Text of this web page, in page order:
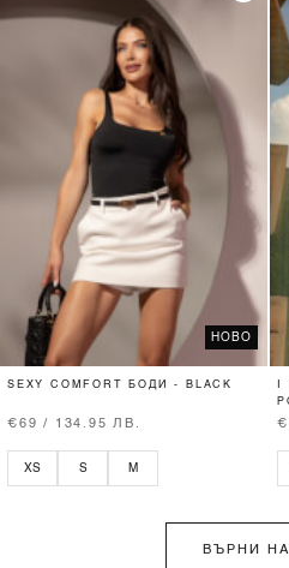
НОВО
SEXY COMFORT БОДИ - BLACK
€69 / 134.95 ЛВ.
XS S M
I
ВЪРНИ